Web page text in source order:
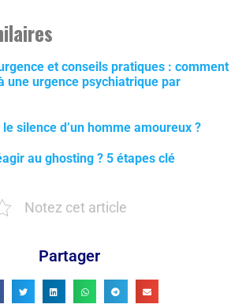
et conseils pratiques : comment
une urgence psychiatrique par
silence d’un homme amoureux ?
au ghosting ? 5 étapes clé
Notez cet article
Partager